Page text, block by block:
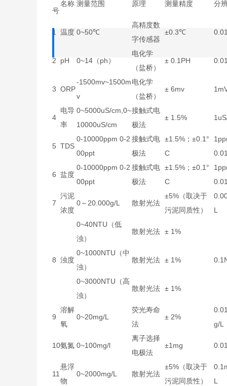
号
名称 测量范围 原理 测量精度 分
1 温度 0~50℃
高精度数
字传感器
±0.3℃
2 pH 0~14（ph）
电化学
（盐桥）
± 0.1PH
3 ORP
-1500mv~1500m
v
电化学
（盐桥）
± 6mv
4
电导
率
0~5000uS/cm,0~
10000uS/cm
接触式电
极法
± 1.5%
5 TDS
0-10000ppm 0-2
00ppt
接触式电
极法
±1.5%；±0.1°
C
6 盐度
0-10000ppm 0-2
00ppt
接触式电
极法
±1.5%；±0.1°
C
7
污泥
浓度
0～20.000g/L 散射光法
±5%（取决于
污泥同质性）
L
8 浊度
0~40NTU（低
浊）
散射光法 ± 1%
0~1000NTU（中
浊）
散射光法 ± 1%
0~3000NTU（高
浊）
散射光法 ± 1%
9
溶解
氧
0~20mg/L
荧光寿命
法
± 2%
g/L
10氨氮 0~100mg/l
离子选择
电极法
±1mg
11
悬浮
物
0~2000mg/L 散射光法
±5%（取决于
污泥同质性）
L